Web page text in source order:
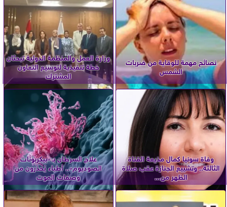
نصائح مهمة للوقاية من ضربات
الشمس
وزارة العمل والمنظمة الدولية تبحثان
خطة تنفيذية لتوسيع التعاون
المشترك
وفاة سونيا كمال مذيعة القناة
الثالثة.. وتشييع الجنازة عقب صلاة
الظهر من...
علاج السرطان بـ «بيكربونات
الصوديوم».. أطباء يُحذّرون من
وصفات الموت